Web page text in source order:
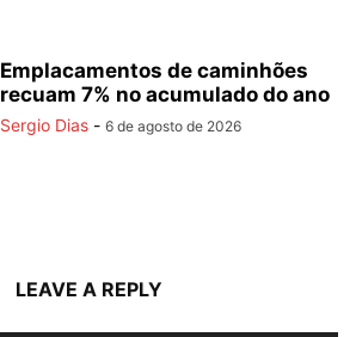
Emplacamentos de caminhões
recuam 7% no acumulado do ano
Sergio Dias - 6 de agosto de 2026
LEAVE A REPLY